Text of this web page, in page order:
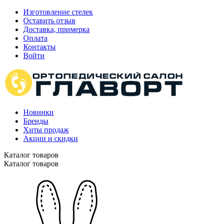
Изготовление стелек
Оставить отзыв
Доставка, примерка
Оплата
Контакты
Войти
Новинки
Бренды
Хиты продаж
Акции и скидки
Каталог товаров
Каталог товаров